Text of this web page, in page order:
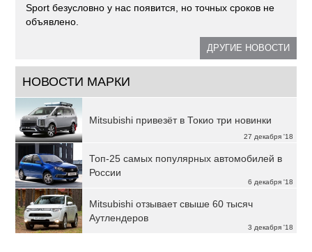
Sport безусловно у нас появится, но точных сроков не
объявлено.
ДРУГИЕ НОВОСТИ
НОВОСТИ МАРКИ
27 декабря '18
Mitsubishi привезёт в Токио три новинки
6 декабря '18
Топ-25 самых популярных автомобилей в
России
3 декабря '18
Mitsubishi отзывает свыше 60 тысяч
Аутлендеров